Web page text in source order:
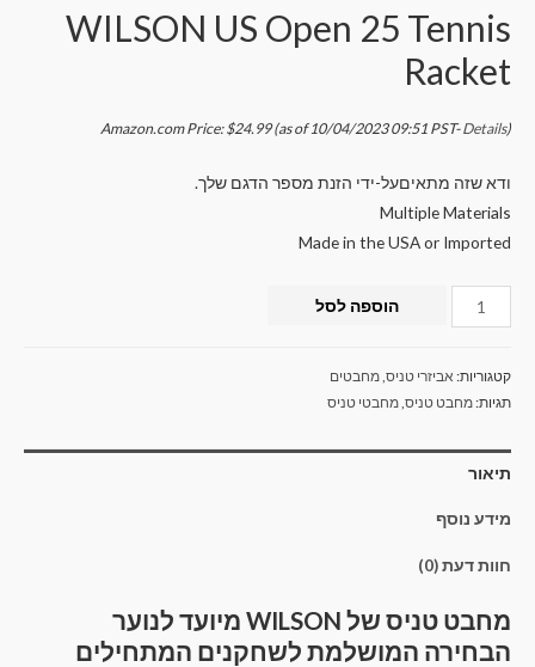
WILSON US Open 25 Tennis
Racket
Amazon.com Price:$24.99(as of 10/04/2023 09:51 PST-Details)
ודא שזה מתאיםעל-ידי הזנת מספר הדגם שלך.
Multiple Materials
Made in the USA or Imported
הוספה לסל
קטגוריות: אביזרי טניס מחבטים
תגיות: מחבט טניס מחבטי טניס
תיאור
מידע נוסף
חוות דעת (0)
מחבט טניס של WILSON מיועד לנוער
הבחירה המושלמת לשחקנים המתחילים